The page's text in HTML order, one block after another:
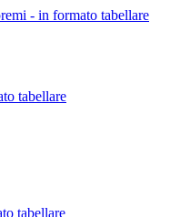
- in formato tabellare
tabellare
tabellare